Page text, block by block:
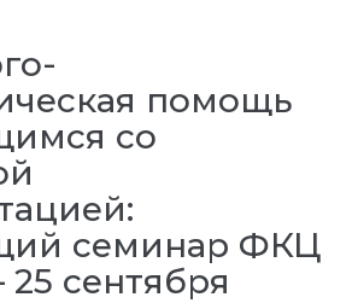
помощь
со
семинар ФКЦ
сентября